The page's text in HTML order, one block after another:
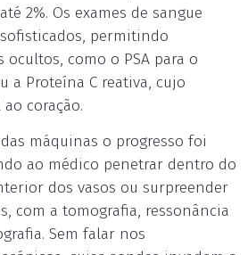
2%. Os exames de sangue
permitindo
ocultos, como o PSA para o
a Proteína C reativa, cujo
coração.
máquinas o progresso foi
ao médico penetrar dentro do
dos vasos ou surpreender
com a tomografia, ressonância
Sem falar nos